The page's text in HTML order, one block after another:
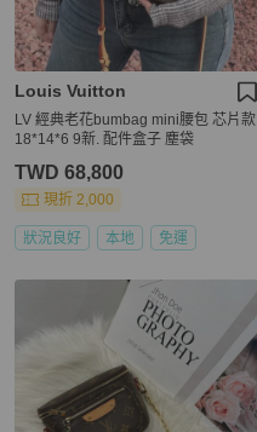
Louis Vuitton
LV 經典老花bumbag mini腰包 芯片款
18*14*6 9新. 配件盒子 塵袋
TWD 68,800
現折 2,000
狀況良好 本地 免運